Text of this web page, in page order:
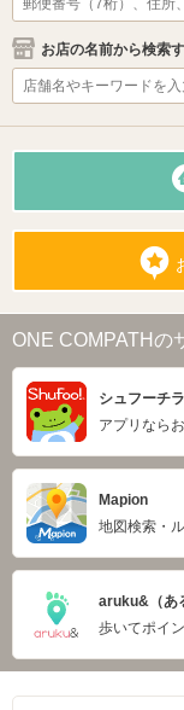
お店の名前から検索
ONE COMPATHの
シュフーチ
アプリなら
Mapion
地図検索・
aruku&（あ
歩いてポイ